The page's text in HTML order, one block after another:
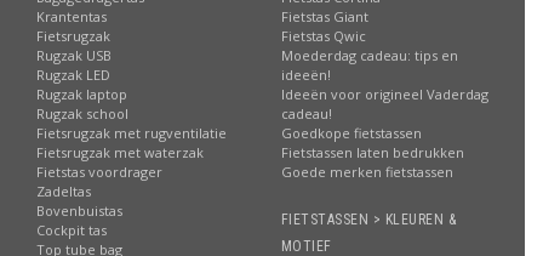
Krantentas
Fietsrugzak
Rugzak USB
Rugzak LED
Rugzak laptop
Rugzak school
Fietsrugzak met rugventilatie
Fietsrugzak met waterzak
Fietstas voordrager
Zadeltas
Bovenbuistas
Cockpit tas
Top tube bag
Fietstas Giant
Fietstas Qwic
Moederdag cadeau: tips en
ideeën!
Ideeën voor origineel Vaderdag
cadeau!
Goedkope fietstassen
Fietstassen laten bedrukken
Goede merken fietstassen
FIETSTASSEN > KLEUREN &
MOTIEF